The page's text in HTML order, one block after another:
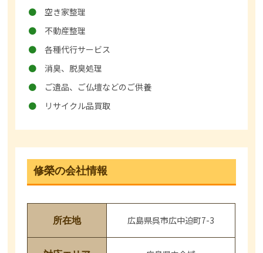
空き家整理
不動産整理
各種代行サービス
消臭、脱臭処理
ご遺品、ご仏壇などのご供養
リサイクル品買取
修榮の会社情報
所在地 広島県呉市広中迫町7-3